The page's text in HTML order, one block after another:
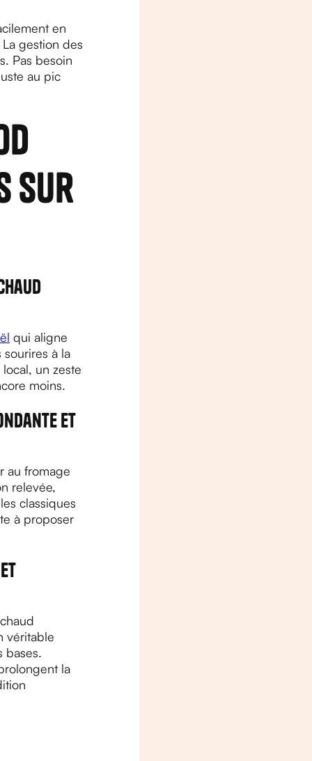
en
gestion des
Pas besoin
au pic
sur
qui aligne
à la
un zeste
moins.
et
au fromage
relevée,
classiques
à proposer
véritable
bases.
la